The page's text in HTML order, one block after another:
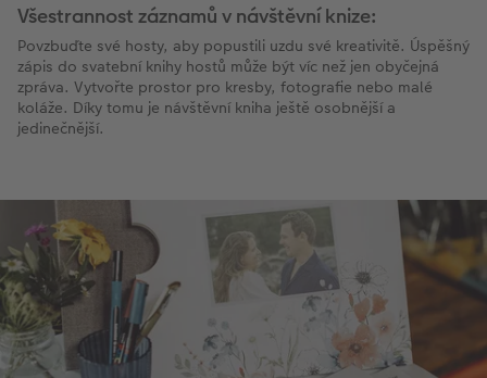
Všestrannost záznamů v návštěvní knize:
Povzbuďte své hosty, aby popustili uzdu své kreativitě. Úspěšný
zápis do svatební knihy hostů může být víc než jen obyčejná
zpráva. Vytvořte prostor pro kresby, fotografie nebo malé
koláže. Díky tomu je návštěvní kniha ještě osobnější a
jedinečnější.